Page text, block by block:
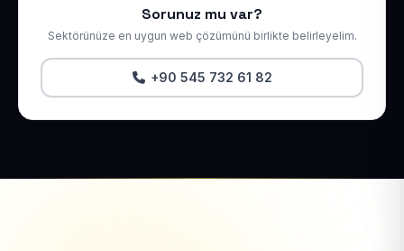
Sorunuz mu var?
Sektörünüze en uygun web çözümünü birlikte belirleyelim.
+90 545 732 61 82